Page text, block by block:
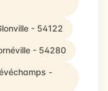
- 54122
- 54280
-